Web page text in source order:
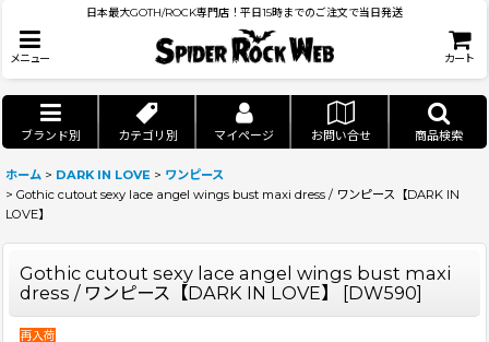
日本最大GOTH/ROCK専門店！平日15時までのご注文で当日発送
メニュー カート
ブランド別 カテゴリ別 マイページ お問い合せ 商品検索
ホーム > DARK IN LOVE > ワンピース
> Gothic cutout sexy lace angel wings bust maxi dress / ワンピース【DARK IN
LOVE】
Gothic cutout sexy lace angel wings bust maxi
dress / ワンピース【DARK IN LOVE】
[DW590]